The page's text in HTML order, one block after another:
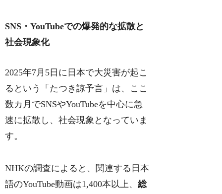
SNS・YouTubeでの爆発的な拡散と
社会現象化
2025年7月5日に日本で大災害が起こ
るという「たつき諒予言」は、ここ
数カ月でSNSやYouTubeを中心に急
速に拡散し、社会現象となっていま
す。
NHKの調査によると、関連する日本
語のYouTube動画は1,400本以上、総